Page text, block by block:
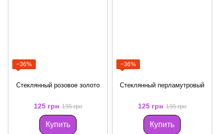
−36%
Стеклянный розовое золото
125 грн 195 грн
Купить
−36%
Стеклянный перламутровый
125 грн 195 грн
Купить